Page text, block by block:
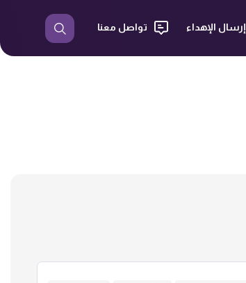
إرسال الإهداء تواصل معنا